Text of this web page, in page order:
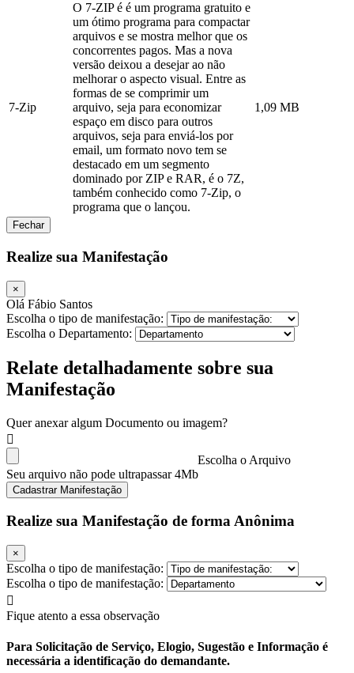
7-Zip
O 7-ZIP é é um programa gratuito e
um ótimo programa para compactar
arquivos e se mostra melhor que os
concorrentes pagos. Mas a nova
versão deixou a desejar ao não
melhorar o aspecto visual. Entre as
formas de se comprimir um
arquivo, seja para economizar
espaço em disco para outros
arquivos, seja para enviá-los por
email, um formato novo tem se
destacado em um segmento
dominado por ZIP e RAR, é o 7Z,
também conhecido como 7-Zip, o
programa que o lançou.
1,09 MB
Fechar
Realize sua Manifestação
×
Olá Fábio Santos
Escolha o tipo de manifestação:
Escolha o Departamento:
Relate detalhadamente sobre sua
Manifestação
Quer anexar algum Documento ou imagem?
Escolha o Arquivo
Seu arquivo não pode ultrapassar 4Mb
Cadastrar Manifestação
Realize sua Manifestação de forma Anônima
×
Escolha o tipo de manifestação:
Escolha o tipo de manifestação:
Fique atento a essa observação
Para Solicitação de Serviço, Elogio, Sugestão e Informação é
necessária a identificação do demandante.